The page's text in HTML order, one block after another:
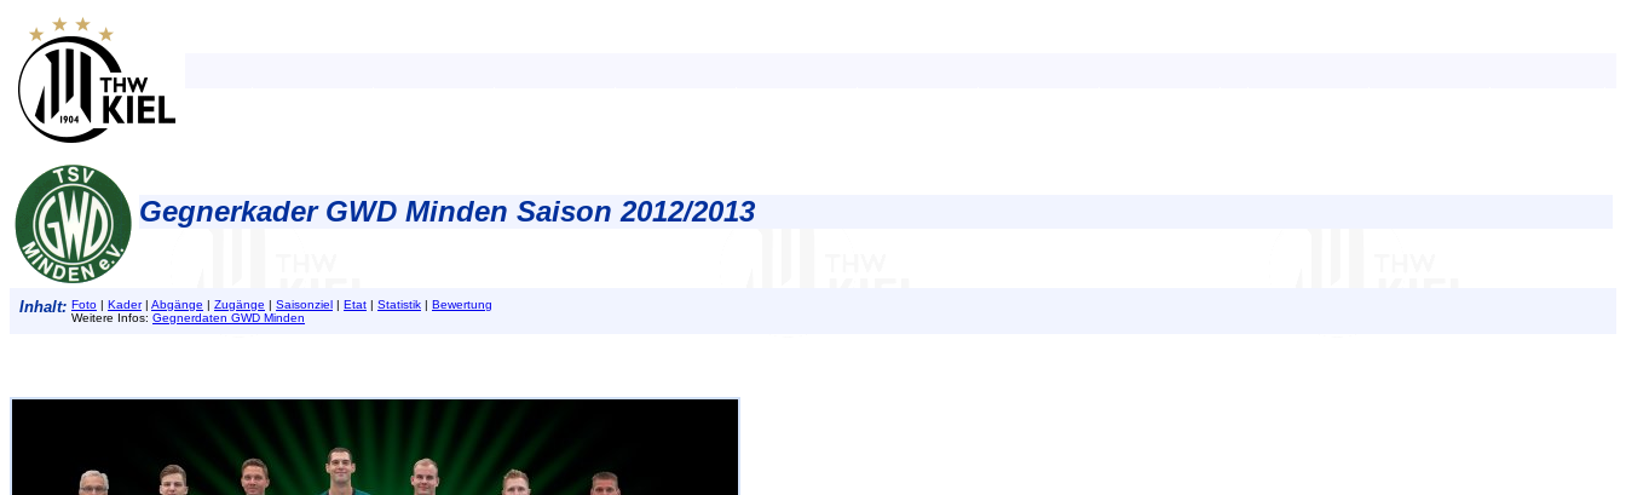
Gegnerkader GWD Minden Saison 2012/2013
Inhalt: Foto | Kader| Abgänge | Zugänge | Saisonziel | Etat | Statistik | Bewertung
Weitere Infos: Gegnerdaten GWD Minden